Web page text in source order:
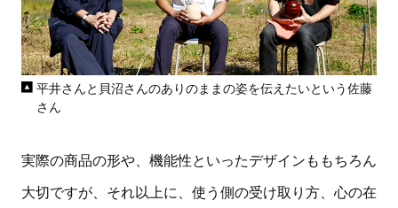
平井さんと貝沼さんのありのままの姿を伝えたいという佐藤
さん
実際の商品の形や、機能性といったデザインももちろん
大切ですが、それ以上に、使う側の受け取り方、心の在